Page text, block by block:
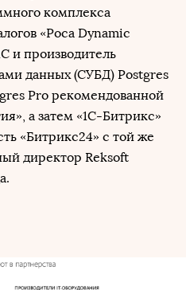
комплекса
«Роса Dynamic
и производитель
данных (СУБД) Postgres
Pro рекомендованной
а затем «1С-Битрикс»
«Битрикс24» с той же
директор Reksoft